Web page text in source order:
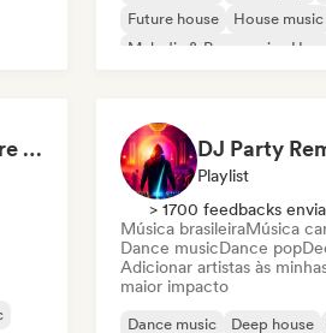
Future house
House music
Melodic & Progressive
KaneFM Radio: Future of Electronic DJ Party
Playlist
> 1700 feedbacks
Música brasileiraMúsica
Dance musicDance pop
Adicionar artistas às
maior impacto
Dance music Deep house